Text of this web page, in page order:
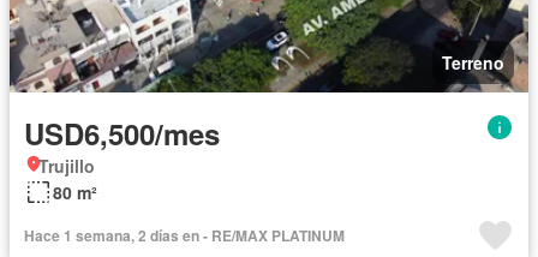
Terreno
USD6,500/mes
Trujillo
80 m²
Hace 1 semana, 2 días en - RE/MAX PLATINUM